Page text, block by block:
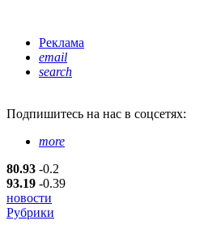
Реклама
email
search
Подпишитесь на нас в соцсетях:
more
80.93 -0.2
93.19 -0.39
новости
Рубрики